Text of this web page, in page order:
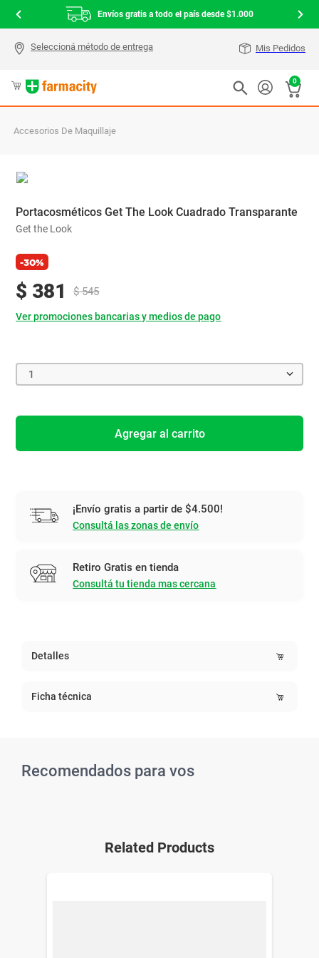
Envíos gratis a todo el país desde $1.000
Mis Pedidos
0
Accesorios De Maquillaje
Portacosméticos Get The Look Cuadrado Transparante
Get the Look
-30%
$ 381 $ 545
Ver promociones bancarias y medios de pago
1
Agregar al carrito
¡Envío gratis a partir de $4.500!
Consultá las zonas de envío
Retiro Gratis en tienda
Consultá tu tienda mas cercana
Detalles
Ficha técnica
Recomendados para vos
Related Products